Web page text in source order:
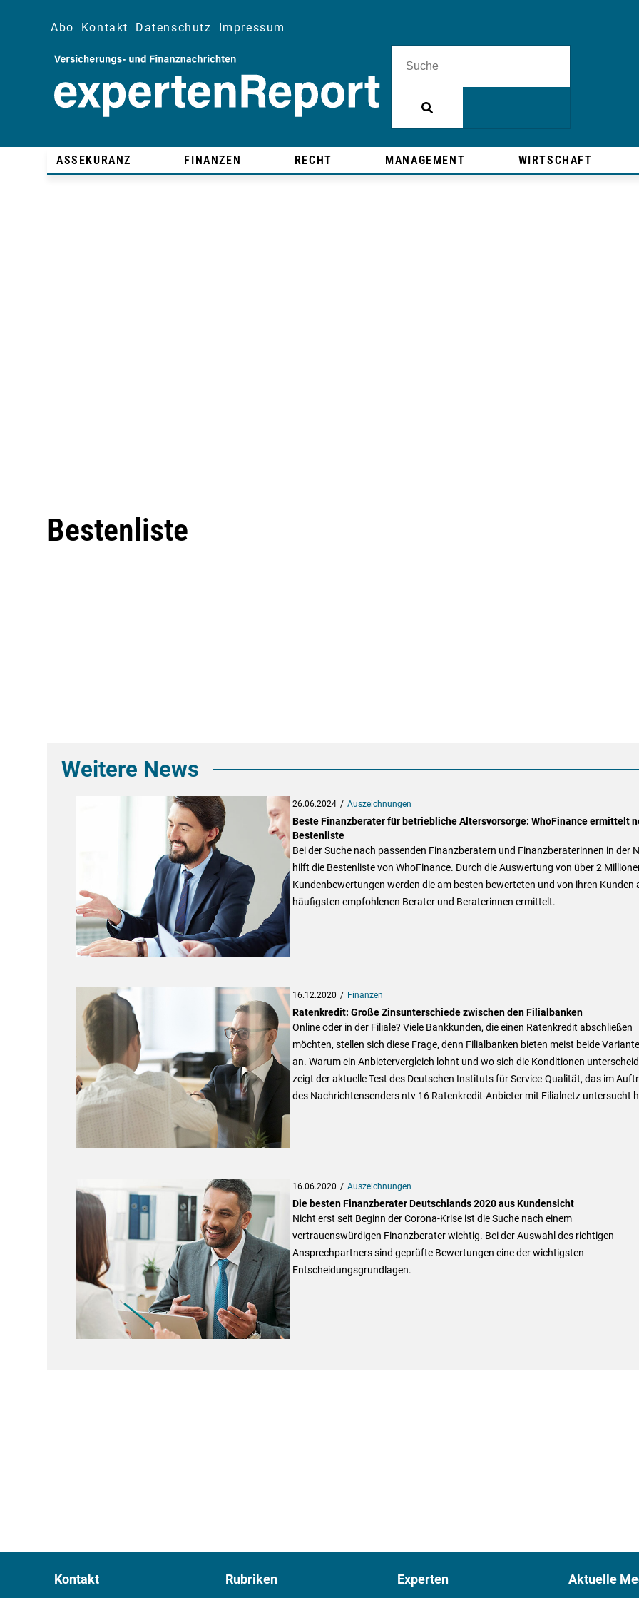
Abo Kontakt Datenschutz Impressum
ASSEKURANZ FINANZEN RECHT MANAGEMENT WIRTSCHAFT
Bestenliste
Weitere News
26.06.2024 Auszeichnungen
Beste Finanzberater für betriebliche Altersvorsorge: WhoFinance ermittelt
Bestenliste
Bei der Suche nach passenden Finanzberatern und Finanzberaterinnen in der
hilft die Bestenliste von WhoFinance. Durch die Auswertung von über 2
Kundenbewertungen werden die am besten bewerteten und von ihren Kunden
häufigsten empfohlenen Berater und Beraterinnen ermittelt.
16.12.2020 Finanzen
Ratenkredit: Große Zinsunterschiede zwischen den Filialbanken
Online oder in der Filiale? Viele Bankkunden, die einen Ratenkredit abschließen
möchten, stellen sich diese Frage, denn Filialbanken bieten meist beide
an. Warum ein Anbietervergleich lohnt und wo sich die Konditionen
zeigt der aktuelle Test des Deutschen Instituts für Service-Qualität, das im
des Nachrichtensenders ntv 16 Ratenkredit-Anbieter mit Filialnetz untersucht
16.06.2020 Auszeichnungen
Die besten Finanzberater Deutschlands 2020 aus Kundensicht
Nicht erst seit Beginn der Corona-Krise ist die Suche nach einem
vertrauenswürdigen Finanzberater wichtig. Bei der Auswahl des richtigen
Ansprechpartners sind geprüfte Bewertungen eine der wichtigsten
Entscheidungsgrundlagen.
Kontakt Rubriken Experten Aktuelle